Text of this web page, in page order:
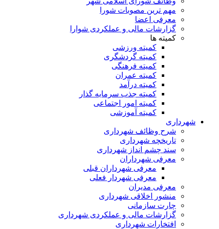
مهم ترین مصوبات شورا
معرفی اعضا
گزارشات مالی و عملکردی شوارا
کمیته ها
کمیته ورزشی
کمیته گردشگری
کمیته فرهنگی
کمیته عمران
کمیته درآمد
کمیته جذب سرمایه گذار
کمیته امور اجتماعی
کمیته آموزشی
شهرداری
شرح وظائف شهرداری
تاریخچه شهرداری
سند چشم انداز شهرداری
معرفی شهرداران
معرفی شهرداران قبلی
معرفی شهردار فعلی
معرفی مدیران
منشور اخلاقی شهرداری
چارت سازمانی
گزارشات مالی و عملکردی شهرداری
افتخارات شهرداری